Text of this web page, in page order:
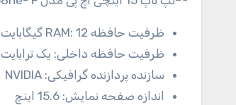
ظرفیت حافظه RAM: 12 گیگابایت
ظرفیت حافظه داخلی: یک ترابایت
سازنده پردازنده گرافیکی: NVIDIA
اندازه صفحه نمایش: 15.6 اینچ